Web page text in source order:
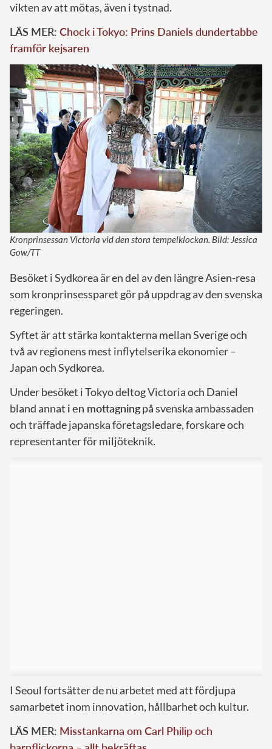
vikten av att mötas, även i tystnad.
LÄS MER: Chock i Tokyo: Prins Daniels dundertabbe
framför kejsaren
Kronprinsessan Victoria vid den stora tempelklockan. Bild: Jessica
Gow/TT
Besöket i Sydkorea är en del av den längre Asien-resa
som kronprinsessparet gör på uppdrag av den svenska
regeringen.
Syftet är att stärka kontakterna mellan Sverige och
två av regionens mest inflytelserika ekonomier –
Japan och Sydkorea.
Under besöket i Tokyo deltog Victoria och Daniel
bland annat i en mottagningpå svenska ambassaden
och träffade japanska företagsledare, forskare och
representanter för miljöteknik.
I Seoul fortsätter de nu arbetet med att fördjupa
samarbetet inom innovation, hållbarhet och kultur.
LÄS MER: Misstankarna om Carl Philip och